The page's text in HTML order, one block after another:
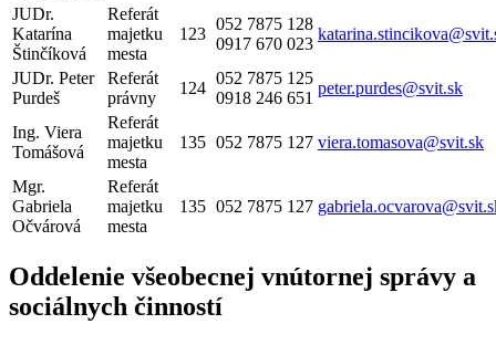
JUDr.
Katarína
Štinčíková
Referát
majetku
mesta
123
052 7875 128
0917 670 023
JUDr. Peter
Purdeš
Referát
právny
124
052 7875 125
0918 246 651
peter.purdes@svit.sk
Ing. Viera
Tomášová
Referát
majetku
mesta
135 052 7875 127 viera.tomasova@svit.sk
Mgr.
Gabriela
Očvárová
Referát
majetku
mesta
135 052 7875 127
Oddelenie všeobecnej vnútornej správy a
sociálnych činností